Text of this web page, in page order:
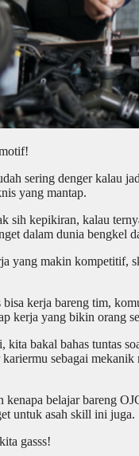
sering denger kalau
yang mantap.
sih kepikiran, kalau
dalam dunia bengkel
yang makin kompetitif,
kerja bareng tim,
kerja yang bikin orang
kita bakal bahas tuntas
sebagai
kenapa belajar bareng
untuk asah skill ini juga.
gasss!